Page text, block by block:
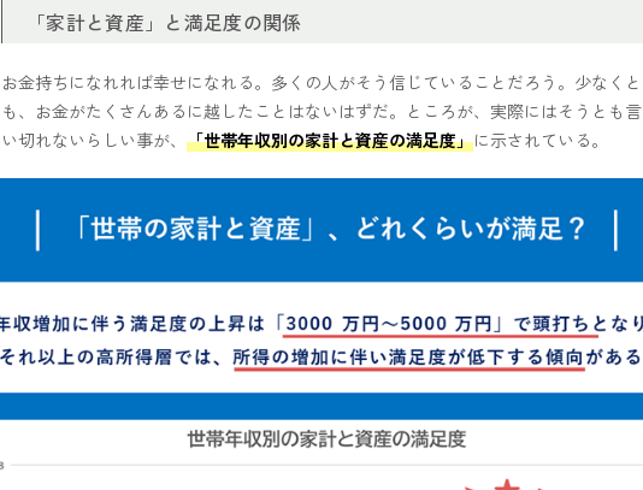
「家計と資産」と満足度の関係
お金持ちになれれば幸せになれる。多くの人がそう信じていることだろう。少なくと
も、お金がたくさんあるに越したことはないはずだ。ところが、実際にはそうとも言
い切れないらしい事が、 「世帯年収別の家計と資産の満足度」に示されている。